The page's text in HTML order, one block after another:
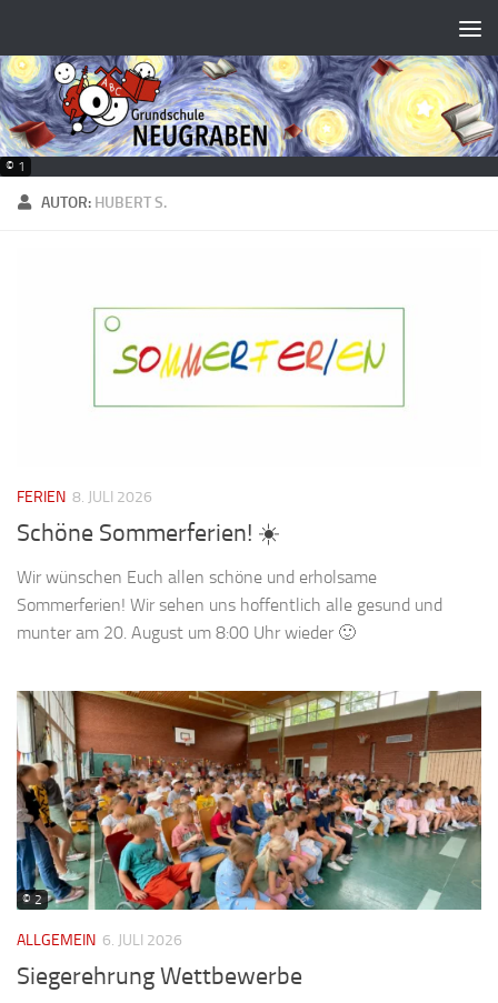
© 1
AUTOR: HUBERT S.
FERIEN 8. JULI 2026
Schöne Sommerferien! ☀️
Wir wünschen Euch allen schöne und erholsame
Sommerferien! Wir sehen uns hoffentlich alle gesund und
munter am 20. August um 8:00 Uhr wieder 🙂
© 2
ALLGEMEIN 6. JULI 2026
Siegerehrung Wettbewerbe